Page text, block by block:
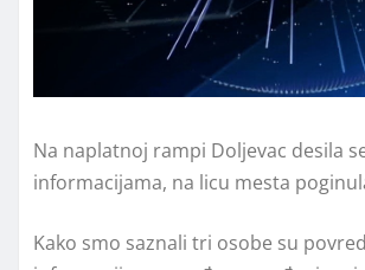
Na naplatnoj rampi Doljevac desila
informacijama, na licu mesta
Kako smo saznali tri osobe su